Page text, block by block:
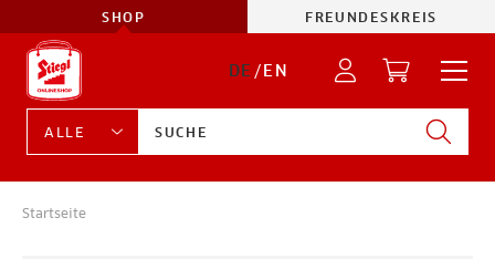
SHOP FREUNDESKREIS
DE/EN
Startseite